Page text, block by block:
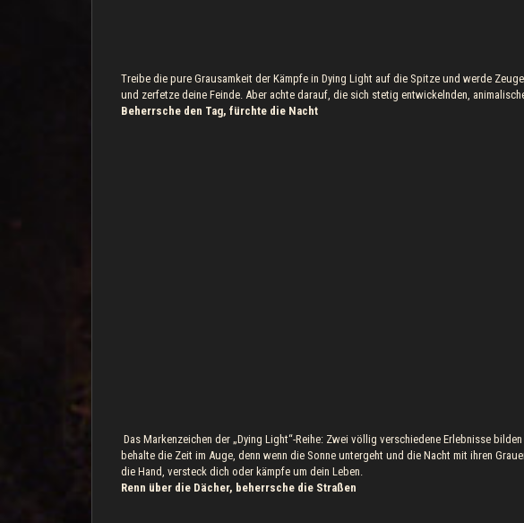
Treibe die pure Grausamkeit der Kämpfe in Dying Light auf die Spitze und werde
und zerfetze deine Feinde. Aber achte darauf, die sich stetig entwickelnden,
Beherrsche den Tag, fürchte die Nacht
Das Markenzeichen der „Dying Light“-Reihe: Zwei völlig verschiedene Erlebnisse
behalte die Zeit im Auge, denn wenn die Sonne untergeht und die Nacht mit ihren
die Hand, versteck dich oder kämpfe um dein Leben.
Renn über die Dächer, beherrsche die Straßen